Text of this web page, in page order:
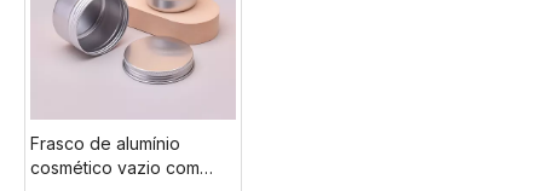
Frasco de alumínio
cosmético vazio com